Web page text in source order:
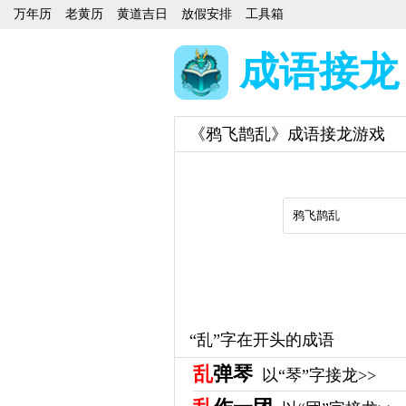
万年历 老黄历 黄道吉日 放假安排 工具箱
成语接龙
《鸦飞鹊乱》成语接龙游戏
“乱”字在开头的成语
乱弹琴 以“琴”字接龙>>